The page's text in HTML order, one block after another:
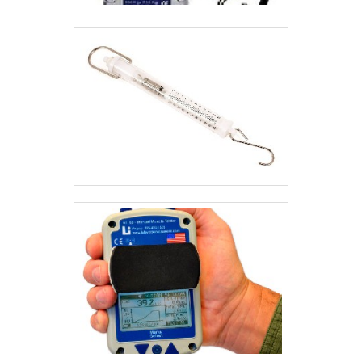
com um visor digital, o instrumento necessita do
auxílio de bateria ou pilha para o funcionamento. O
valor do acessório varia de acordo com cada modelo
e local escolhido para adquirí-lo. Sendo assim, se
torna indispensável a realização de pesquisas de
mercado para encontrar uma loja de
confiança.EMPRESA ESPECIALIZADA EM
TORQUÍMETRO ELETRÔNICOA empresa BVR
Comercial oferece, a todos os seus clientes,
diferentes modelos de torquímetro, além de ótimos
preços e formas de pagamento. Para a empresa, é
fundamental que seus colaboradores atuem com
transparência e respeito perante aqueles que
procuram por organização. Saiba mais!.